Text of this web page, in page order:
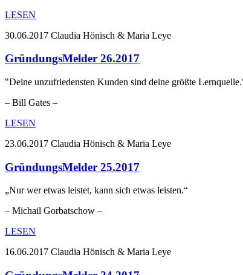
LESEN
30.06.2017 Claudia Hönisch & Maria Leye
GründungsMelder 26.2017
"Deine unzufriedensten Kunden sind deine größte
– Bill Gates –
LESEN
23.06.2017 Claudia Hönisch & Maria Leye
GründungsMelder 25.2017
„Nur wer etwas leistet, kann sich etwas leisten.“
– Michail Gorbatschow –
LESEN
16.06.2017 Claudia Hönisch & Maria Leye